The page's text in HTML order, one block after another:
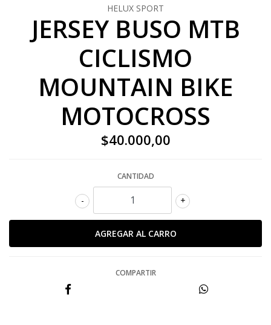
HELUX SPORT
JERSEY BUSO MTB
CICLISMO
MOUNTAIN BIKE
MOTOCROSS
$40.000,00
CANTIDAD
+
-
COMPARTIR